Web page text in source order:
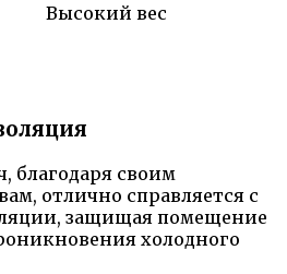
Высокий вес
благодаря своим
отлично справляется с
защищая помещение
холодного